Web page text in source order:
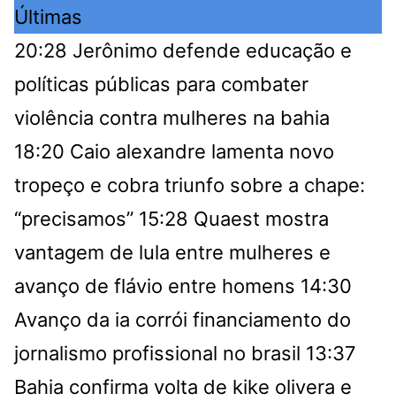
Últimas
20:28 Jerônimo defende educação e
políticas públicas para combater
violência contra mulheres na bahia
18:20 Caio alexandre lamenta novo
tropeço e cobra triunfo sobre a chape:
“precisamos” 15:28 Quaest mostra
vantagem de lula entre mulheres e
avanço de flávio entre homens 14:30
Avanço da ia corrói financiamento do
jornalismo profissional no brasil 13:37
Bahia confirma volta de kike olivera e